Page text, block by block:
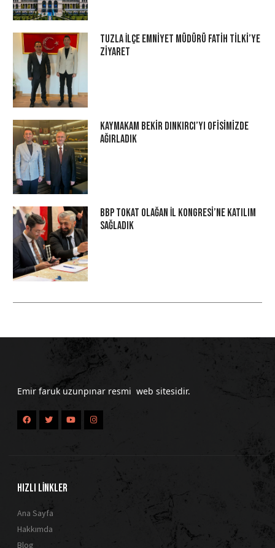
Tuzla İlçe Emniyet Müdürü Fatih Tilki’ye
Ziyaret
Kaymakam Bekir Dınkırcı’yı Ofisimizde
Ağırladık
BBP Tokat Olağan İl Kongresi’ne Katılım
Sağladık
Emir faruk uzunpınar resmi web sitesidir.
HIZLI LİNKLER
Ana Sayfa
Hakkımda
Blog